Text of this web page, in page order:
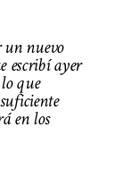
un nuevo
escribí ayer
que
en los